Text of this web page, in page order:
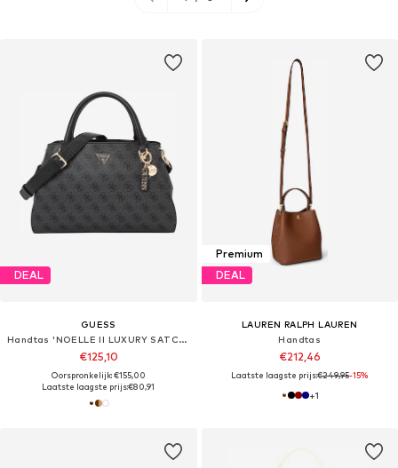
DEAL
GUESS
Handtas 'NOELLE II LUXURY SATCHEL'
€125,10
Oorspronkelijk: €155,00
Laatste laagste prijs:€80,91
Premium
DEAL
LAUREN RALPH LAUREN
Handtas
€212,46
Laatste laagste prijs:€249,95-15%
+1